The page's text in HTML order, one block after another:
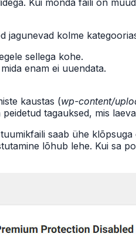
Kui mõnda faili on
jagunevad kolme
sellega kohe.
enam ei uuendata.
kaustas (wp-content/
peidetud tagauksed, mis
saab ühe klõpsuga
lõhub lehe. Kui sa